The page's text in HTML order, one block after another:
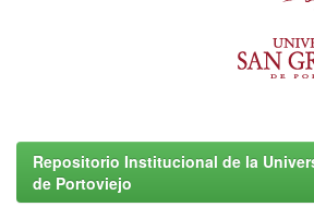
Repositorio Institucional de la
de Portoviejo